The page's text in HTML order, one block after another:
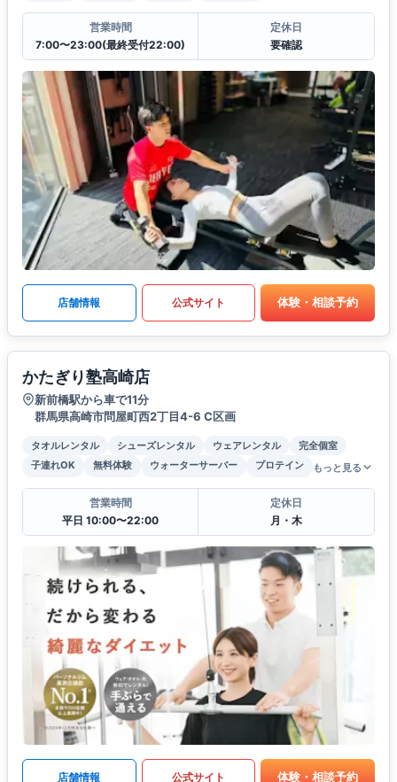
営業時間
7:00〜23:00(最終受付22:00)
定休日
要確認
店舗情報 公式サイト 体験・相談予約
かたぎり塾高崎店
新前橋駅から車で11分
群馬県高崎市問屋町⻄2丁目4-6 C区画
タオルレンタル シューズレンタル ウェアレンタル
完全個室
子連れOK
無料体験 ウォーターサーバー プロテイン もっと見る
営業時間
平日 10:00〜22:00
定休日
月・木
店舗情報 公式サイト 体験・相談予約